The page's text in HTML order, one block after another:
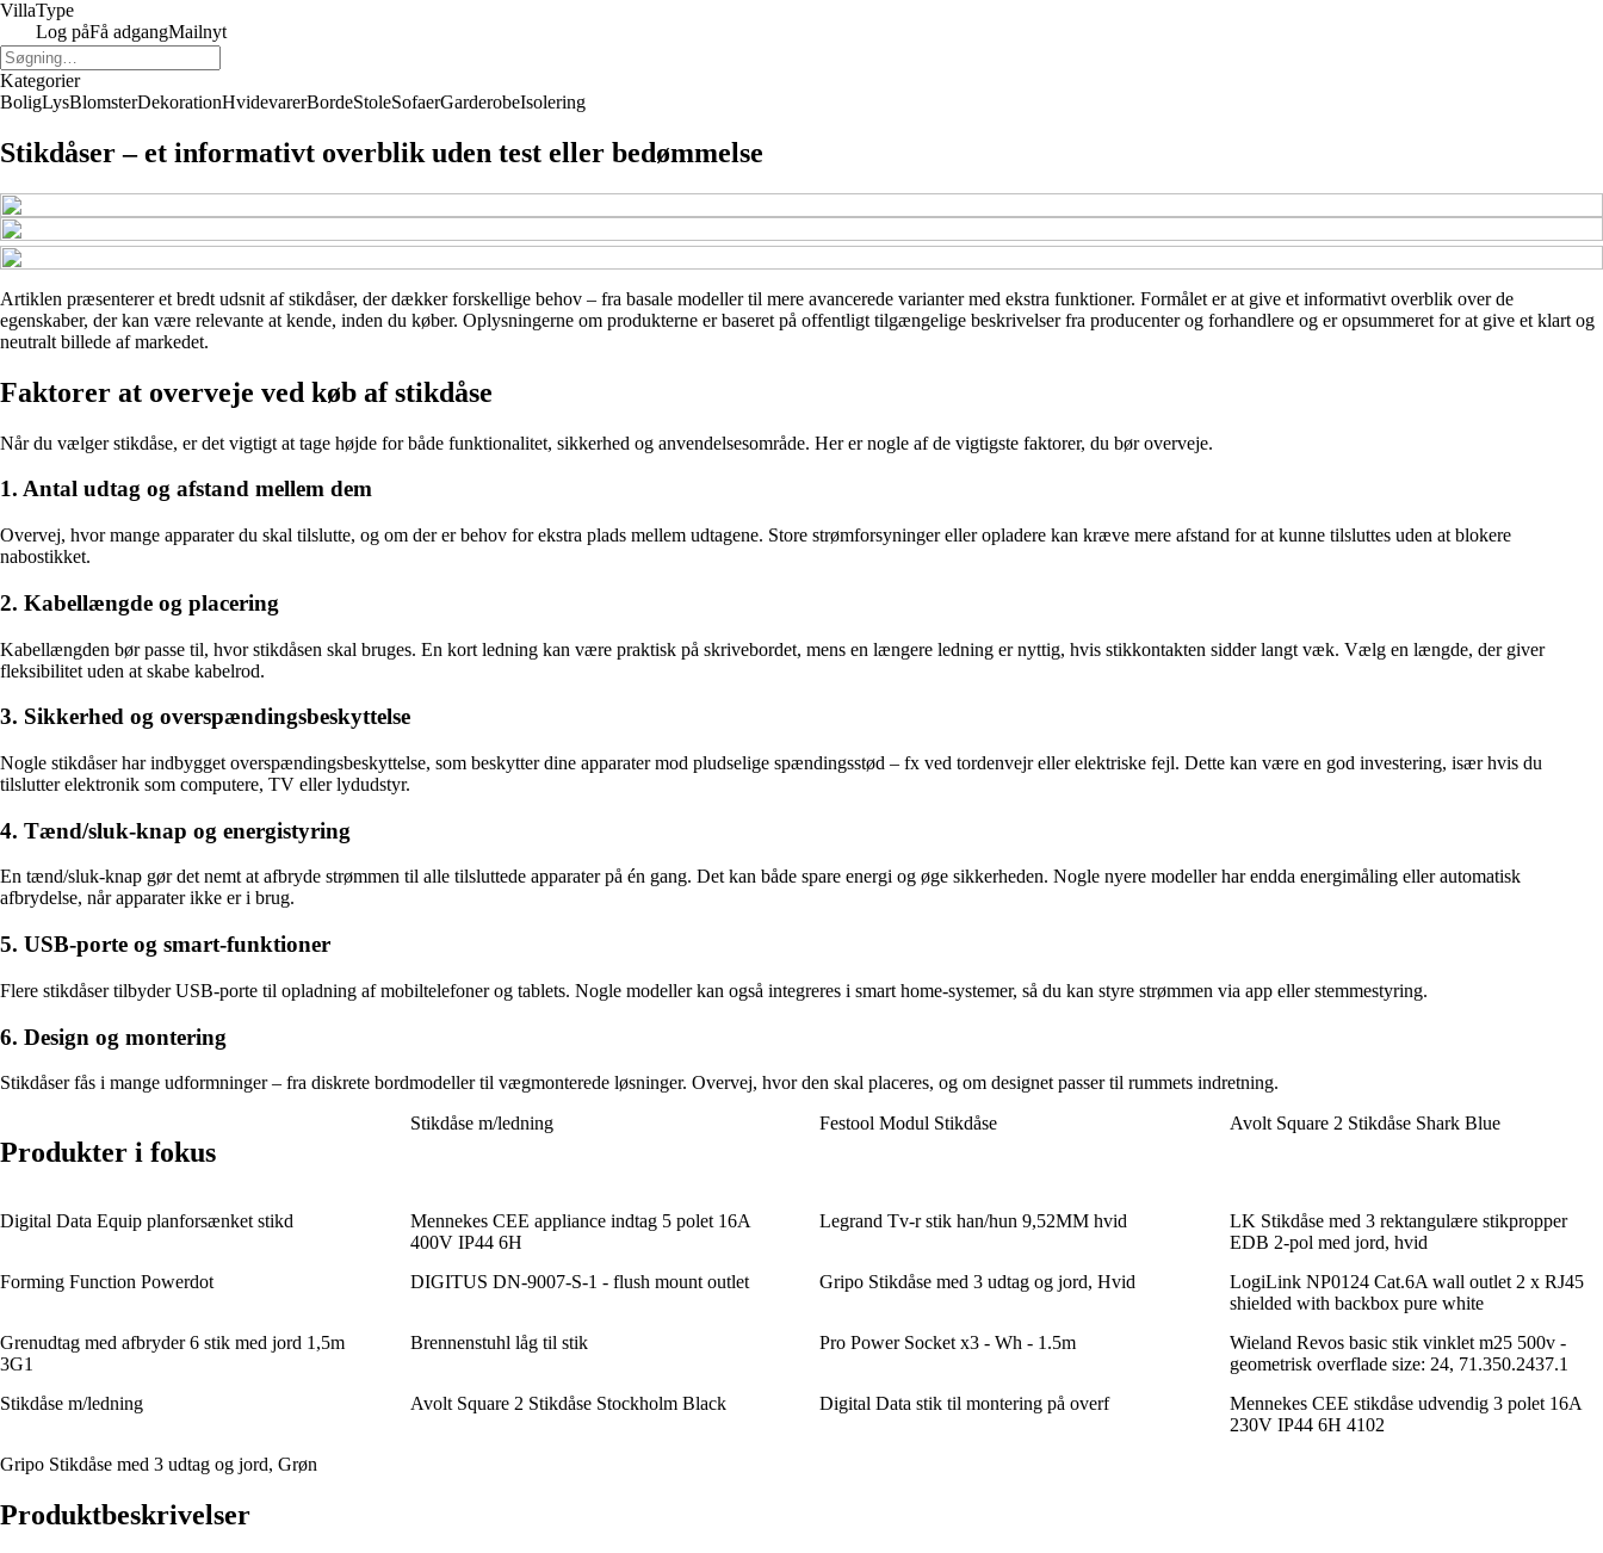
VillaType
Log påFå adgangMailnyt
Kategorier
BoligLysBlomsterDekorationHvidevarerBordeStoleSofaerGarderobeIsolering
Stikdåser – et informativt overblik uden test eller bedømmelse
Artiklen præsenterer et bredt udsnit af stikdåser, der dækker forskellige behov – fra basale modeller til mere avancerede varianter med ekstra funktioner. Formålet er at give et informativt overblik over de
egenskaber, der kan være relevante at kende, inden du køber. Oplysningerne om produkterne er baseret på offentligt tilgængelige beskrivelser fra producenter og forhandlere og er opsummeret for at give et klart og
neutralt billede af markedet.
Faktorer at overveje ved køb af stikdåse
Når du vælger stikdåse, er det vigtigt at tage højde for både funktionalitet, sikkerhed og anvendelsesområde. Her er nogle af de vigtigste faktorer, du bør overveje.
1. Antal udtag og afstand mellem dem
Overvej, hvor mange apparater du skal tilslutte, og om der er behov for ekstra plads mellem udtagene. Store strømforsyninger eller opladere kan kræve mere afstand for at kunne tilsluttes uden at blokere
nabostikket.
2. Kabellængde og placering
Kabellængden bør passe til, hvor stikdåsen skal bruges. En kort ledning kan være praktisk på skrivebordet, mens en længere ledning er nyttig, hvis stikkontakten sidder langt væk. Vælg en længde, der giver
fleksibilitet uden at skabe kabelrod.
3. Sikkerhed og overspændingsbeskyttelse
Nogle stikdåser har indbygget overspændingsbeskyttelse, som beskytter dine apparater mod pludselige spændingsstød – fx ved tordenvejr eller elektriske fejl. Dette kan være en god investering, især hvis du
tilslutter elektronik som computere, TV eller lydudstyr.
4. Tænd/sluk-knap og energistyring
En tænd/sluk-knap gør det nemt at afbryde strømmen til alle tilsluttede apparater på én gang. Det kan både spare energi og øge sikkerheden. Nogle nyere modeller har endda energimåling eller automatisk
afbrydelse, når apparater ikke er i brug.
5. USB-porte og smart-funktioner
Flere stikdåser tilbyder USB-porte til opladning af mobiltelefoner og tablets. Nogle modeller kan også integreres i smart home-systemer, så du kan styre strømmen via app eller stemmestyring.
6. Design og montering
Stikdåser fås i mange udformninger – fra diskrete bordmodeller til vægmonterede løsninger. Overvej, hvor den skal placeres, og om designet passer til rummets indretning.
Produkter i fokus
Stikdåse m/ledning Festool Modul Stikdåse Avolt Square 2 Stikdåse Shark Blue
Digital Data Equip planforsænket stikd
Mennekes CEE appliance indtag 5 polet 16A
400V IP44 6H
Legrand Tv-r stik han/hun 9,52MM hvid
LK Stikdåse med 3 rektangulære stikpropper
EDB 2-pol med jord, hvid
Forming Function Powerdot
DIGITUS DN-9007-S-1 - flush mount outlet Gripo Stikdåse med 3 udtag og jord, Hvid
LogiLink NP0124 Cat.6A wall outlet 2 x RJ45
shielded with backbox pure white
Grenudtag med afbryder 6 stik med jord 1,5m
3G1
Brennenstuhl låg til stik Pro Power Socket x3 - Wh - 1.5m
Wieland Revos basic stik vinklet m25 500v -
geometrisk overflade size: 24, 71.350.2437.1
Stikdåse m/ledning
Avolt Square 2 Stikdåse Stockholm Black Digital Data stik til montering på overf
Mennekes CEE stikdåse udvendig 3 polet 16A
230V IP44 6H 4102
Gripo Stikdåse med 3 udtag og jord, Grøn
Produktbeskrivelser